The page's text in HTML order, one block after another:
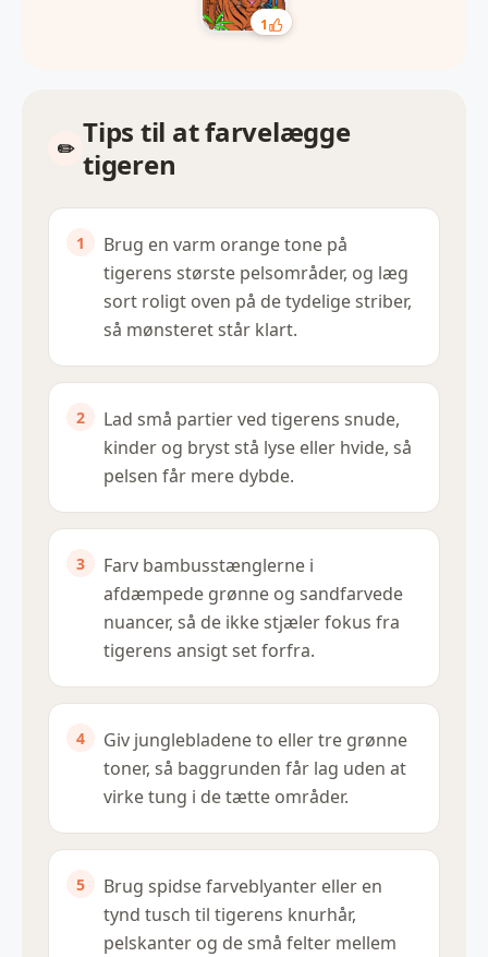
1
Tips til at farvelægge
tigeren
Brug en varm orange tone på
tigerens største pelsområder, og læg
sort roligt oven på de tydelige striber,
så mønsteret står klart.
Lad små partier ved tigerens snude,
kinder og bryst stå lyse eller hvide, så
pelsen får mere dybde.
Farv bambusstænglerne i
afdæmpede grønne og sandfarvede
nuancer, så de ikke stjæler fokus fra
tigerens ansigt set forfra.
Giv junglebladene to eller tre grønne
toner, så baggrunden får lag uden at
virke tung i de tætte områder.
Brug spidse farveblyanter eller en
tynd tusch til tigerens knurhår,
pelskanter og de små felter mellem